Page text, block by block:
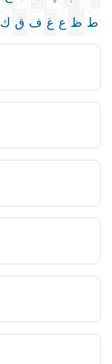
ط ظ ع غ ف ق ك